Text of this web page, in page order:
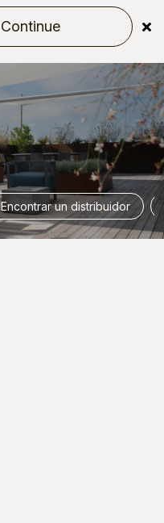
Continue
Encontrar un distribuidor